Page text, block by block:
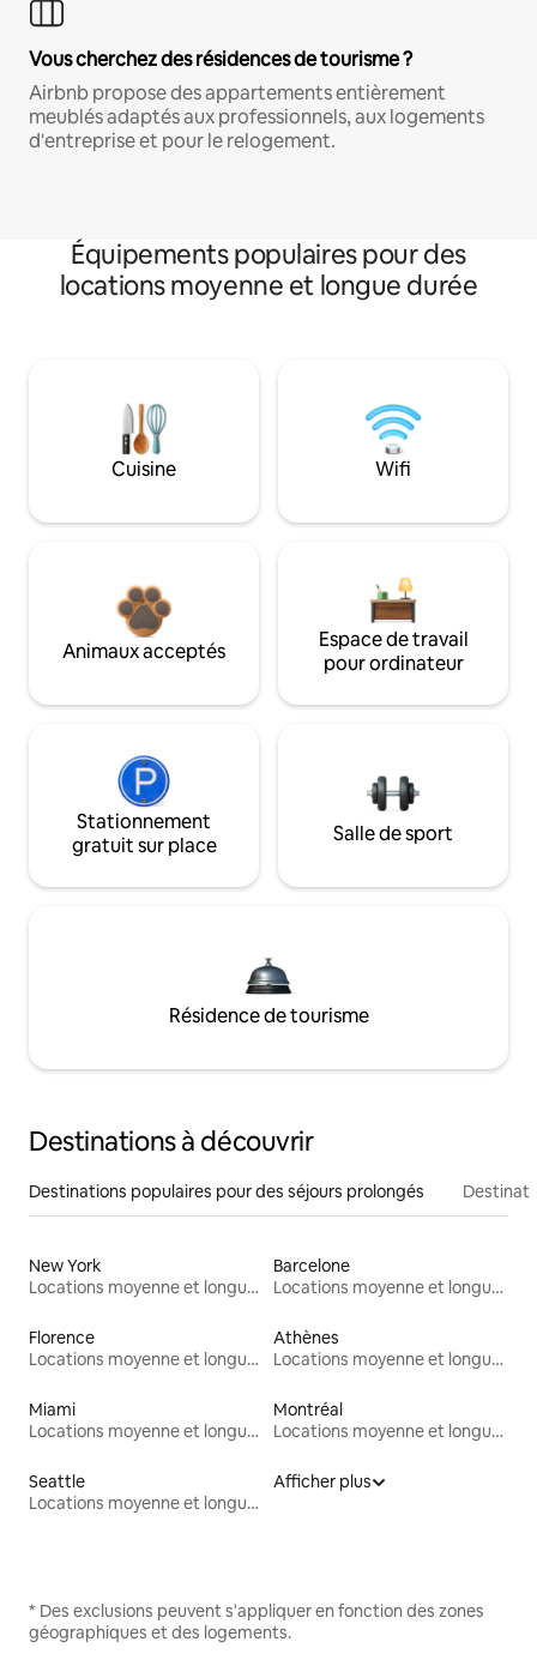
Vous cherchez des résidences de tourisme ?
Airbnb propose des appartements entièrement
meublés adaptés aux professionnels, aux logements
d'entreprise et pour le relogement.
Équipements populaires pour des
locations moyenne et longue durée
Cuisine Wifi
Animaux acceptés
Espace de travail
pour ordinateur
Stationnement
gratuit sur place
Salle de sport
Résidence de tourisme
Destinations à découvrir
Destinations populaires pour des séjours prolongés
New York
Locations moyenne et longue durée
Barcelone
Locations moyenne et longue durée
Florence
Locations moyenne et longue durée
Athènes
Locations moyenne et longue durée
Miami
Locations moyenne et longue durée
Montréal
Locations moyenne et longue durée
Seattle
Locations moyenne et longue durée
Afficher plus
* Des exclusions peuvent s'appliquer en fonction des zones
géographiques et des logements.